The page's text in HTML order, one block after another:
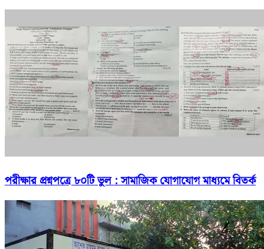
পরীক্ষার প্রশ্নপত্রে ৮০টি ভুল : সামাজিক যোগাযোগ মাধ্যমে বিতর্ক